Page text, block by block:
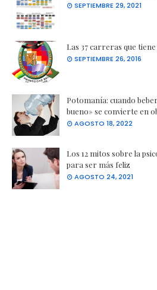
SEPTIEMBRE 29, 2021
Las 37 carreras que tiene
SEPTIEMBRE 26, 2016
Potomanía: cuando
bueno» se convierte en
AGOSTO 18, 2022
Los 12 mitos sobre la
para ser más feliz
AGOSTO 24, 2021